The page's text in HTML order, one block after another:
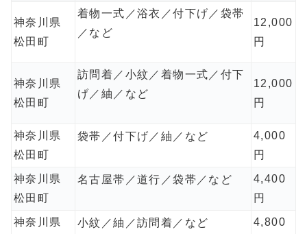
神奈川県
松田町
着物一式／浴衣／付下げ／袋帯
／など
12,000
円
神奈川県
松田町
訪問着／小紋／着物一式／付下
げ／紬／など
12,000
円
神奈川県
松田町
袋帯／付下げ／紬／など
4,000
円
神奈川県
松田町
名古屋帯／道行／袋帯／など
4,400
円
神奈川県
小紋／紬／訪問着／など
4,800